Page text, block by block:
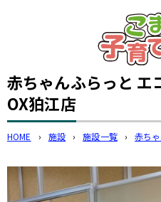
このペー
赤ちゃんふらっと
OX狛江店
HOME › 施設 › 施設一覧 › 赤ち